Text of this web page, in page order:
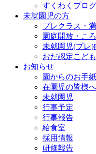
すくわくプロ
未就園児の方
プレクラス・
園庭開放・こ
未就園児(プレ
おだ認定こど
お知らせ
園からのお手紙
在園児の皆様へ
未就園児
行事予定
行事報告
給食室
採用情報
研修報告